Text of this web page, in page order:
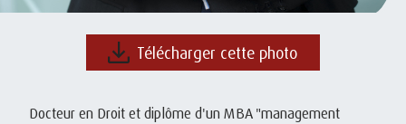
Télécharger cette photo
Docteur en Droit et diplôme d'un MBA "management